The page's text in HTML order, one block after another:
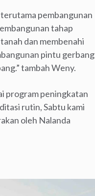
pembangunan
tahap
dan membenahi
pintu gerbang
tambah Weny.
program peningkatan
rutin, Sabtu kami
oleh Nalanda